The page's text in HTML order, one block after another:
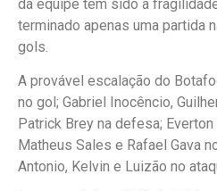
da equipe tem sido a
terminado apenas uma partida
gols.
A provável escalação do
no gol; Gabriel Inocêncio,
Patrick Brey na defesa;
Matheus Sales e Rafael Gava
Antonio, Kelvin e Luizão no